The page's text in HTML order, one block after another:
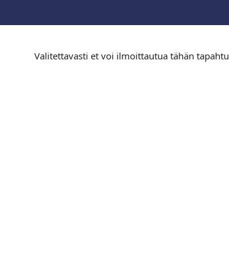
Valitettavasti et voi ilmoittautua tähän